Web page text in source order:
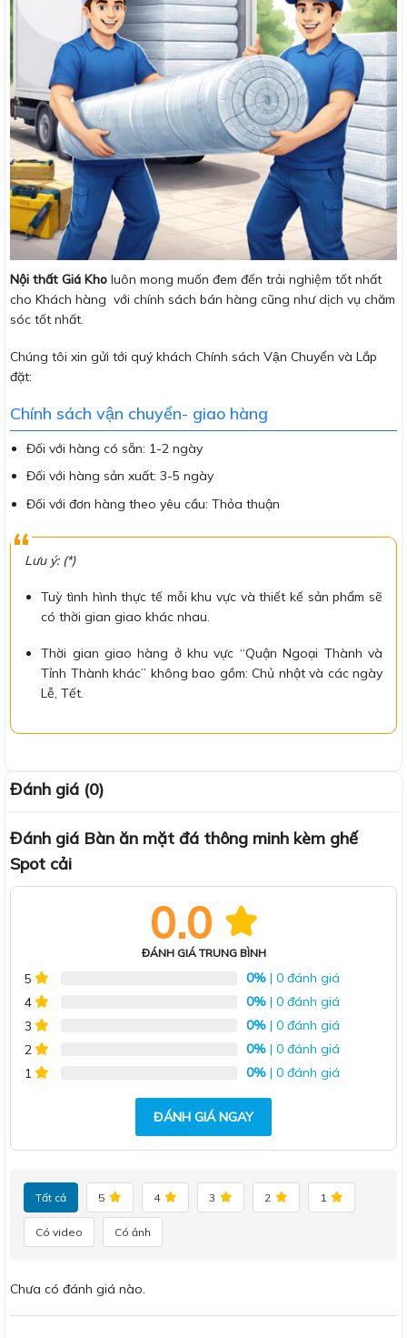
Nội thất Giá Kho luôn mong muốn đem đến trải nghiệm tốt nhất
cho Khách hàng với chính sách bán hàng cũng như dịch vụ chăm
sóc tốt nhất.
Chúng tôi xin gửi tới quý khách Chính sách Vận Chuyển và Lắp
đặt:
Chính sách vận chuyển- giao hàng
Đối với hàng có sẵn: 1-2 ngày
Đối với hàng sản xuất: 3-5 ngày
Đối với đơn hàng theo yêu cầu: Thỏa thuận
Lưu ý: (*)
Tuỳ tình hình thực tế mỗi khu vực và thiết kế sản phẩm sẽ
có thời gian giao khác nhau.
Thời gian giao hàng ở khu vực “Quận Ngoại Thành và
Tỉnh Thành khác” không bao gồm: Chủ nhật và các ngày
Lễ, Tết.
Đánh giá (0)
Đánh giá Bàn ăn mặt đá thông minh kèm ghế
Spot cải
0.0
ĐÁNH GIÁ TRUNG BÌNH
5 0% | 0 đánh giá
4
0% | 0 đánh giá
3
0% | 0 đánh giá
2
0% | 0 đánh giá
1
0% | 0 đánh giá
ĐÁNH GIÁ NGAY
Tất cả 5 4 3 2 1
Có video Có ảnh
Chưa có đánh giá nào.